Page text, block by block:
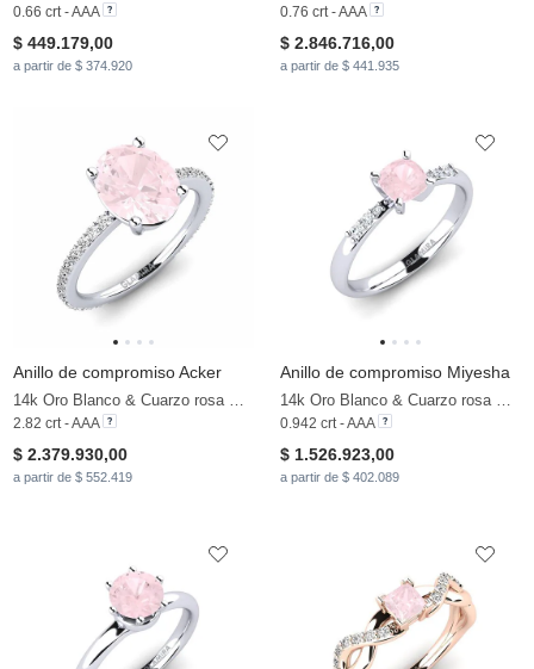
0.66 crt - AAA
$ 449.179,00
a partir de $ 374.920
0.76 crt - AAA
$ 2.846.716,00
a partir de $ 441.935
Anillo de compromiso Acker
2.82 crt - AAA
$ 2.379.930,00
a partir de $ 552.419
Anillo de compromiso Miyesha
0.942 crt - AAA
$ 1.526.923,00
a partir de $ 402.089